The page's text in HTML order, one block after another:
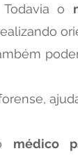
o
médico